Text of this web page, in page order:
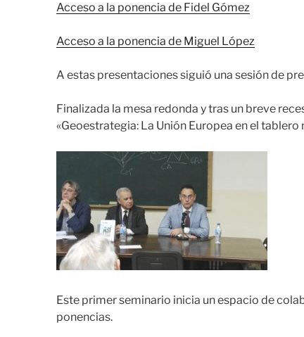
Acceso a la ponencia de Fidel Gómez
Acceso a la ponencia de Miguel López
A estas presentaciones siguió una sesión de
Finalizada la mesa redonda y tras un breve
«Geoestrategia: La Unión Europea en el
Este primer seminario inicia un espacio de
ponencias.